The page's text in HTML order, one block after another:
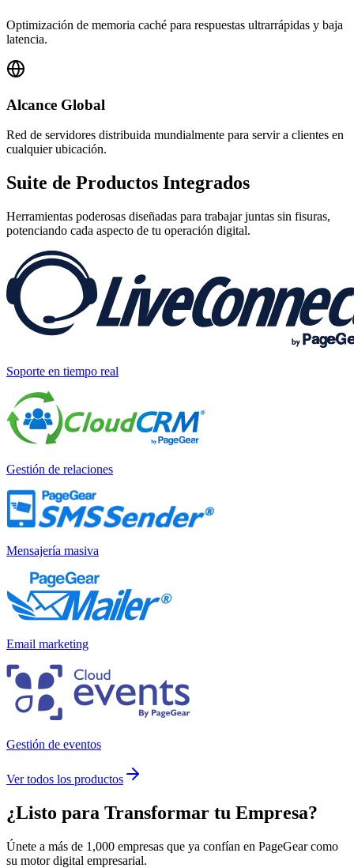
Optimización de memoria caché para respuestas ultrarrápidas y baja
latencia.
Alcance Global
Red de servidores distribuida mundialmente para servir a clientes en
cualquier ubicación.
Suite de Productos Integrados
Herramientas poderosas diseñadas para trabajar juntas sin fisuras,
potenciando cada aspecto de tu operación digital.
Soporte en tiempo real
Gestión de relaciones
Mensajería masiva
Email marketing
Gestión de eventos
Ver todos los productos
¿Listo para Transformar tu Empresa?
Únete a más de 1,000 empresas que ya confían en PageGear como
su motor digital empresarial.